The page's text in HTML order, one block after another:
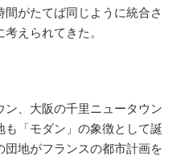
がたてば同じように統合さ
えられてきた。
、大阪の千里ニュータウン
「モダン」の象徴として誕
地がフランスの都市計画を